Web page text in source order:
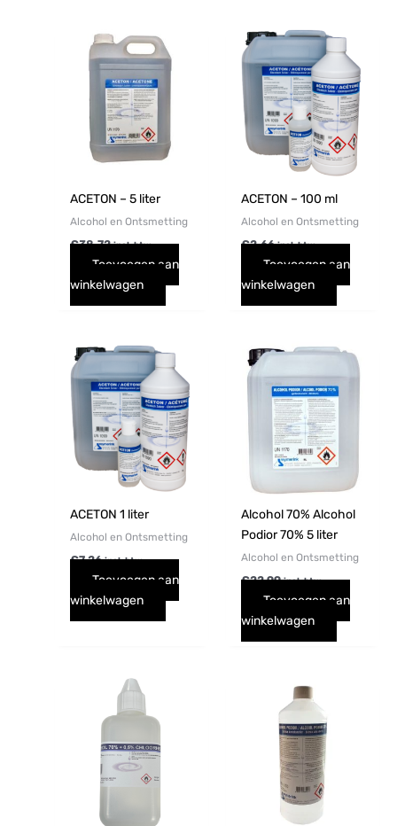
ACETON – 5 liter
Alcohol en Ontsmetting
€38,72 incl. btw
Toevoegen aan
winkelwagen
ACETON – 100 ml
Alcohol en Ontsmetting
€2,66 incl. btw
Toevoegen aan
winkelwagen
ACETON 1 liter
Alcohol en Ontsmetting
€7,26 incl. btw
Toevoegen aan
winkelwagen
Alcohol 70% Alcohol
Podior 70% 5 liter
Alcohol en Ontsmetting
€22,99 incl. btw
Toevoegen aan
winkelwagen